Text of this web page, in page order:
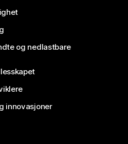
og nedlastbare
innovasjoner